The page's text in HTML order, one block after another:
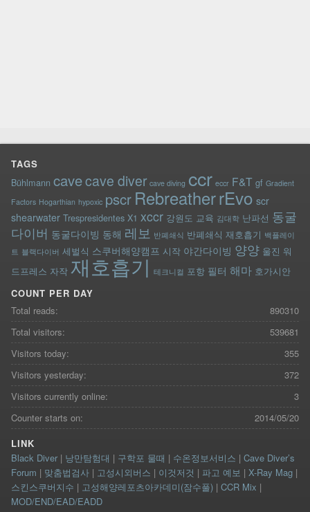
TAGS
Bühlmann cavecave diver cave diving ccr eccr F&T gf Gradient
Factors Hogarthian hypoxic pscr RebreatherrEvo scr
shearwater Trespresidentes X1 xccr 강원도 교육 김대학 난파선 동굴
다이버 동굴다이빙 동해 레보 반폐쇄식 반폐쇄식 재호흡기 백플레이
트 블랙다이버 세벌식 스쿠버해양캠프 시작 야간다이빙 양양 울진 워
드프레스 자작 재호흡기 테크니컬 포항 필터 해마 호가시안
COUNT PER DAY
890310
Total reads:
539681
Total visitors:
355
Visitors today:
372
Visitors yesterday:
3
Visitors currently online:
2014/05/20
Counter starts on:
LINK
Black Diver| 낭만탐험대 | 구학포 물때 | 수온정보서비스 | Cave Diver’s
Forum | 맞춤법검사| 고성시외버스 | 이것저것 | 파고 예보 | X-Ray Mag|
스킨스쿠버지수 | 고성해양레포츠아카데미(잠수풀)| CCR Mix |
MOD/END/EAD/EADD